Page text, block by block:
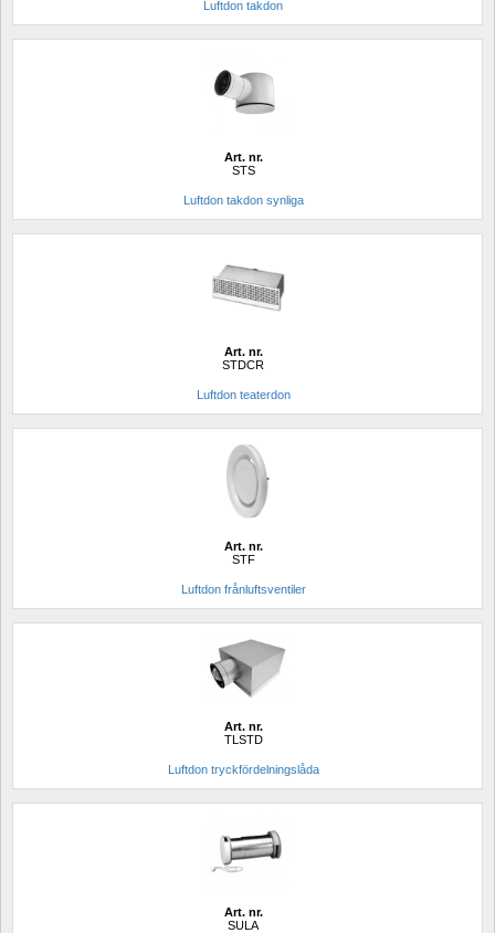
Luftdon takdon
Art. nr.
STS
Luftdon takdon synliga
Art. nr.
STDCR
Luftdon teaterdon
Art. nr.
STF
Luftdon frånluftsventiler
Art. nr.
TLSTD
Luftdon tryckfördelningslåda
Art. nr.
SULA